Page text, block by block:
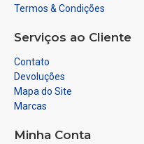
Termos & Condições
Serviços ao Cliente
Contato
Devoluções
Mapa do Site
Marcas
Minha Conta